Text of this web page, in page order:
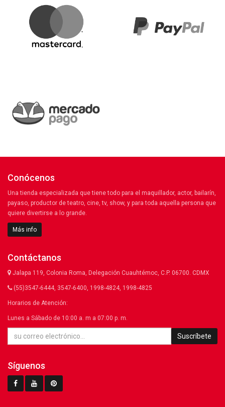
Conócenos
Una tienda especializada que tiene todo para el maquillador, actor, bailarín,
payaso, productor de teatro, cine, tv, show, y para toda aquella persona que
quiere divertirse a lo grande.
Más info
Contáctanos
Jalapa 119, Colonia Roma, Delegación Cuauhtémoc, C.P. 06700. CDMX
(55)3547-6444, 3547-6400, 1998-4824, 1998-4825
Horarios de Atención:
Lunes a Sábado de 10:00 a. m a 07:00 p. m.
Suscríbete
Síguenos